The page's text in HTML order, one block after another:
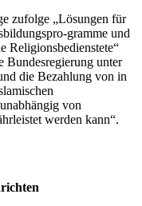
zufolge „Lösungen für
gramme und
Religionsbedienstete“
Bundesregierung unter
die Bezahlung von in
von
werden kann“.